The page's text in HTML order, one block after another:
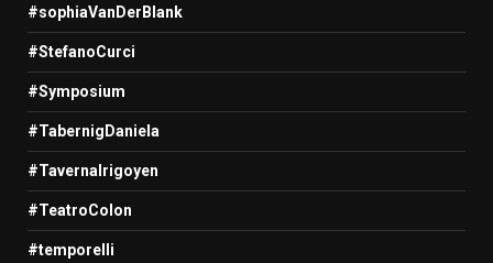
#sophiaVanDerBlank
#StefanoCurci
#Symposium
#TabernigDaniela
#TavernaIrigoyen
#TeatroColon
#temporelli